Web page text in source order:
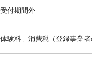
受付期間外
体験料、消費税（登録事業